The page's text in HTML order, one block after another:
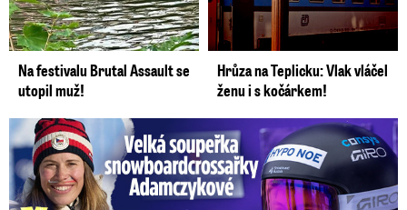
Na festivalu Brutal Assault se
utopil muž!
Hrůza na Teplicku: Vlak vláčel
ženu i s kočárkem!
Velká soupeřka Adamczykové: Šokující konec!